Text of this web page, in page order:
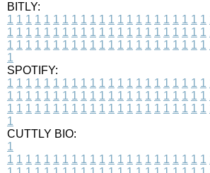
BITLY:
1 1 1 1 1 1 1 1 1 1 1 1 1 1 1 1 1 1 1 1 1 1
1 1 1 1 1 1 1 1 1 1 1 1 1 1 1 1 1 1 1 1 1 1
1 1 1 1 1 1 1 1 1 1 1 1 1 1 1 1 1 1 1 1 1 1
1
SPOTIFY:
1 1 1 1 1 1 1 1 1 1 1 1 1 1 1 1 1 1 1 1 1 1
1 1 1 1 1 1 1 1 1 1 1 1 1 1 1 1 1 1 1 1 1 1
1 1 1 1 1 1 1 1 1 1 1 1 1 1 1 1 1 1 1 1 1 1
1
CUTTLY BIO:
1
1 1 1 1 1 1 1 1 1 1 1 1 1 1 1 1 1 1 1 1 1 1